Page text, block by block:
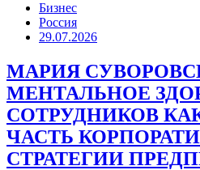
Бизнес
Россия
29.07.2026
МАРИЯ
МЕНТАЛЬНОЕ
СОТРУДНИКОВ
ЧАСТЬ
СТРАТЕГИИ